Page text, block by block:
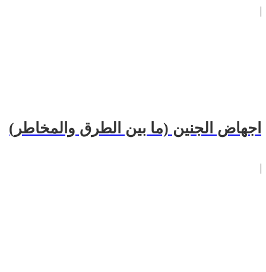
اجهاض الجنين (ما بين الطرق والمخاطر)